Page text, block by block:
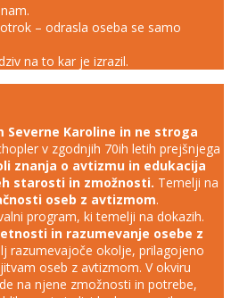
– odrasla oseba se samo
na to kar je izrazil.
Severne Karoline in ne stroga
v zgodnjih 70ih letih prejšnjega
znanja o avtizmu in edukacija
starosti in zmožnosti. Temelji na
oseb z avtizmom.
program, ki temelji na dokazih.
in razumevanje osebe z
razumevajoče okolje, prilagojeno
oseb z avtizmom. V okviru
na njene zmožnosti in potrebe,